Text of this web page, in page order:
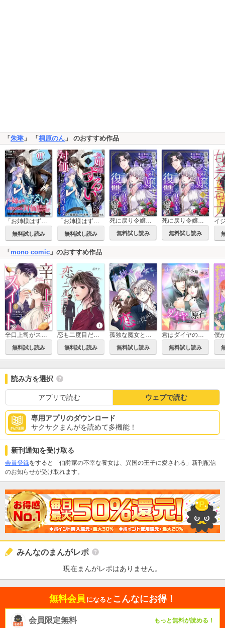
「朱琳 」 「桐原のん 」 のおすすめ作品
「お姉様はずるい」と奪うのなら、対価は払ってもらいます～不遇令嬢は二度目の人生を復讐と人外からの愛に生きる～【分冊版】
無料試し読み
「お姉様はずるい」と奪うのなら、対価は払ってもらいます～不遇令嬢は二度目の人生を復讐と人外からの愛に生きる～
無料試し読み
死に戻り令嬢は二度目の人生で復讐を誓う【合本版】
無料試し読み
死に戻り令嬢は二度目の人生で復讐を誓う
無料試し読み
「 mono comic 」のおすすめ作品
辛口上司がスイートで
無料試し読み
恋も二度目だから ～私を取り戻す愛に
無料試し読み
孤独な魔女と恋の夜明け
無料試し読み
君はダイヤの原石
無料試し読み
読み方を選択
アプリで読む ウェブで読む
専用アプリのダウンロード
サクサクまんがを読めて多機能！
新刊通知を受け取る
会員登録をすると「伯爵家の不幸な養女は、異国の王子に愛される」新刊配信
のお知らせが受け取れます。
みんなのまんがレポ
現在まんがレポはありません。
無料会員 になると こんなにお得！
会員限定無料 もっと無料が読める！